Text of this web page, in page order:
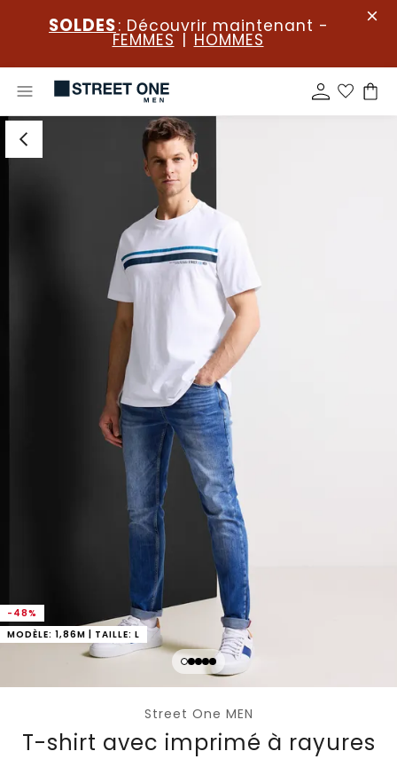
SOLDES: Découvrir maintenant -
FEMMES | HOMMES
-48%
MODÈLE: 1,86M | TAILLE: L
Street One MEN
T-shirt avec imprimé à rayures